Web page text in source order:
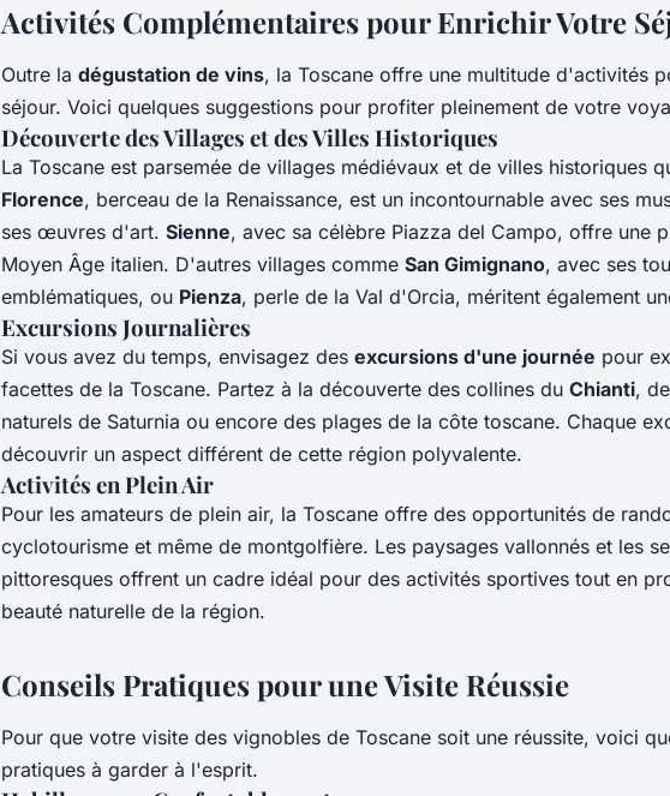
Activités Complémentaires pour Enrichir Votre
Outre la dégustation de vins, la Toscane offre une multitude d'activités
séjour. Voici quelques suggestions pour profiter pleinement de votre
Découverte des Villages et des Villes Historiques
La Toscane est parsemée de villages médiévaux et de villes historiques
Florence, berceau de la Renaissance, est un incontournable avec ses
ses œuvres d'art. Sienne, avec sa célèbre Piazza del Campo, offre une
Moyen Âge italien. D'autres villages comme San Gimignano, avec ses
emblématiques, ou Pienza, perle de la Val d'Orcia, méritent également
Excursions Journalières
Si vous avez du temps, envisagez des excursions d'une journée pour
facettes de la Toscane. Partez à la découverte des collines du Chianti,
naturels de Saturnia ou encore des plages de la côte toscane. Chaque
découvrir un aspect différent de cette région polyvalente.
Activités en Plein Air
Pour les amateurs de plein air, la Toscane offre des opportunités de
cyclotourisme et même de montgolfière. Les paysages vallonnés et les
pittoresques offrent un cadre idéal pour des activités sportives tout en
beauté naturelle de la région.
Conseils Pratiques pour une Visite Réussie
Pour que votre visite des vignobles de Toscane soit une réussite, voici
pratiques à garder à l'esprit.